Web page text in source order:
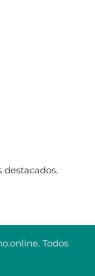
destacados.
Todos